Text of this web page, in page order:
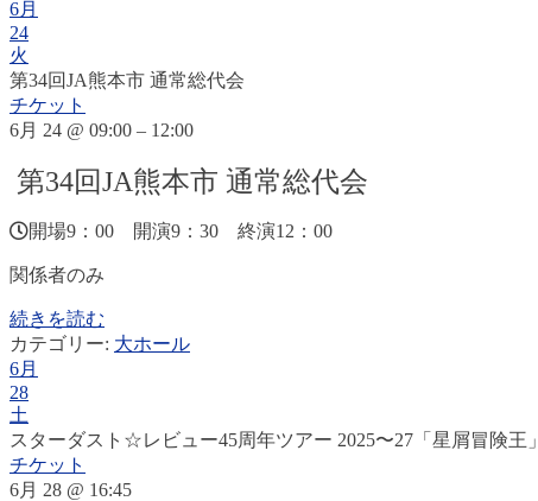
6月
24
火
第34回JA熊本市 通常総代会
チケット
6月 24 @ 09:00 – 12:00
第34回JA熊本市 通常総代会
開場9：00 開演9：30 終演12：00
関係者のみ
続きを読む
カテゴリー: 大ホール
6月
28
土
スターダスト☆レビュー45周年ツアー 2025〜27「星屑冒険王」
チケット
6月 28 @ 16:45